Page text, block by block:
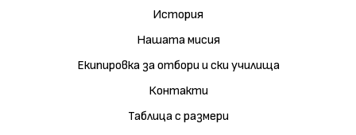
История
Нашата мисия
Екипировка за отбори и ски училища
Контакти
Таблица с размери